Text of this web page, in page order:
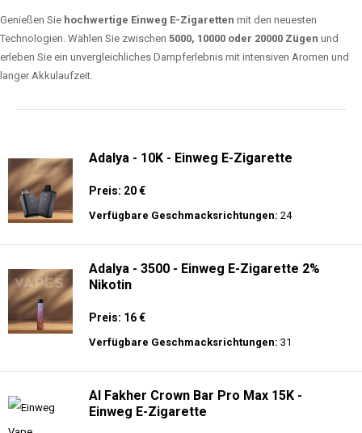
Genießen Sie hochwertige Einweg E-Zigaretten mit den neuesten
Technologien. Wählen Sie zwischen 5000, 10000 oder 20000 Zügen und
erleben Sie ein unvergleichliches Dampferlebnis mit intensiven Aromen und
langer Akkulaufzeit.
Adalya - 10K - Einweg E-Zigarette
Preis: 20 €
Verfügbare Geschmacksrichtungen: 24
Adalya - 3500 - Einweg E-Zigarette 2%
Nikotin
Preis: 16 €
Verfügbare Geschmacksrichtungen: 31
Al Fakher Crown Bar Pro Max 15K -
Einweg E-Zigarette